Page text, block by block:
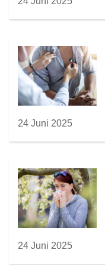
24 Juni 2025
24 Juni 2025